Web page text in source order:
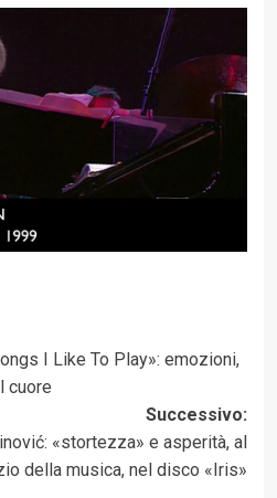
I Like To Play»: emozioni,
cuore
Successivo:
«stortezza» e asperità, al
della musica, nel disco «Iris»